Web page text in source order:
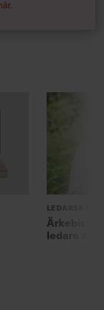
.
Ledarskap
ledare att